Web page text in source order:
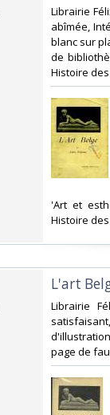
‎Librairie
abîmée,
blanc sur
de
Histoire
‎'Art et
Histoire
‎L'art
‎Librairie
page de